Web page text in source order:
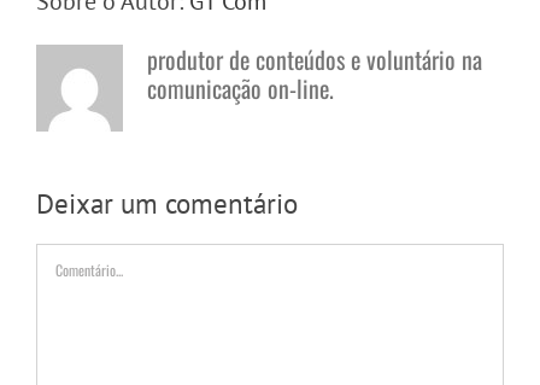
produtor de conteúdos e voluntário na
comunicação on-line.
Deixar um comentário
Comentário